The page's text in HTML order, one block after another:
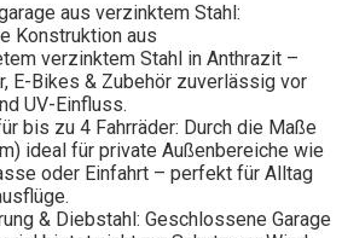
aus verzinktem Stahl:
Konstruktion aus
verzinktem Stahl in Anthrazit –
E-Bikes & Zubehör zuverlässig vor
UV-Einfluss.
bis zu 4 Fahrräder: Durch die Maße
ideal für private Außenbereiche wie
oder Einfahrt – perfekt für Alltag
& Diebstahl: Geschlossene Garage